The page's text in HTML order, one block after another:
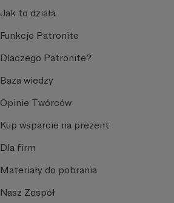
Jak to działa
Funkcje Patronite
Dlaczego Patronite?
Baza wiedzy
Opinie Twórców
Kup wsparcie na prezent
Dla firm
Materiały do pobrania
Nasz Zespół